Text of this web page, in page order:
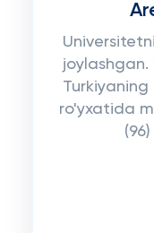
joylashgan.
ro'yxatida